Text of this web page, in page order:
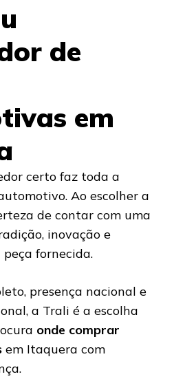
de
em
certo faz toda a
Ao escolher a
de contar com uma
inovação e
fornecida.
presença nacional e
a Trali é a escolha
onde comprar
em Itaquera com